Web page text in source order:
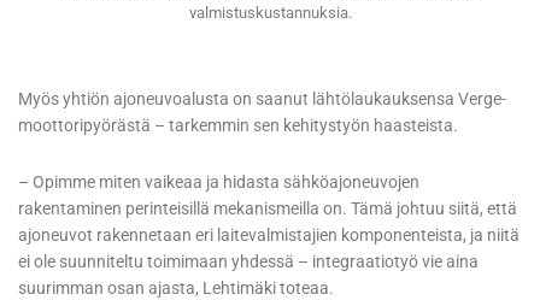
valmistuskustannuksia.
Myös yhtiön ajoneuvoalusta on saanut lähtölaukauksensa Verge-
moottoripyörästä – tarkemmin sen kehitystyön haasteista.
– Opimme miten vaikeaa ja hidasta sähköajoneuvojen
rakentaminen perinteisillä mekanismeilla on. Tämä johtuu siitä, että
ajoneuvot rakennetaan eri laitevalmistajien komponenteista, ja niitä
ei ole suunniteltu toimimaan yhdessä – integraatiotyö vie aina
suurimman osan ajasta, Lehtimäki toteaa.